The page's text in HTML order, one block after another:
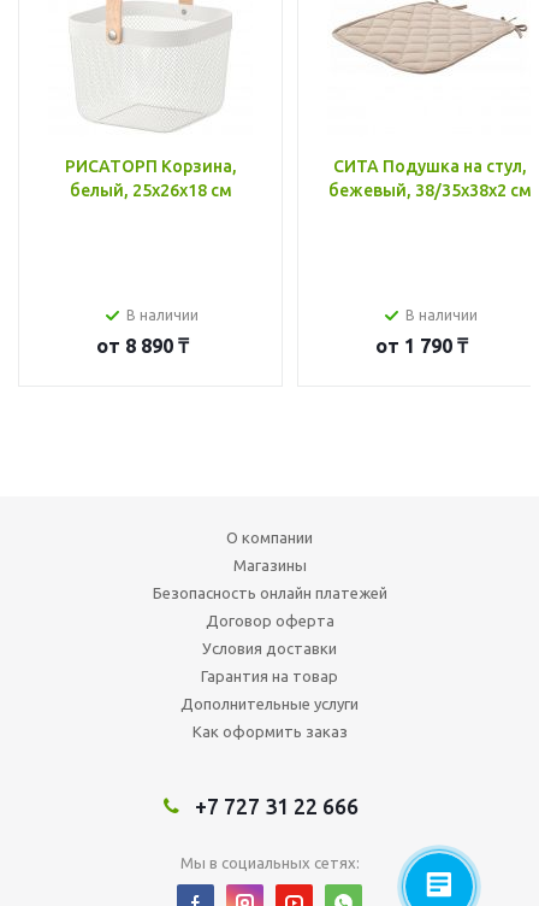
РИСАТОРП Корзина,
белый, 25x26x18 см
В наличии
от 8 890 ₸
СИТА Подушка на стул,
бежевый, 38/35x38x2 см
В наличии
от 1 790 ₸
О компании
Магазины
Безопасность онлайн платежей
Договор оферта
Условия доставки
Гарантия на товар
Дополнительные услуги
Как оформить заказ
+7 727 31 22 666
Мы в социальных сетях: